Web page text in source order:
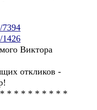
Виктора
откликов -
* * * * * * * * *